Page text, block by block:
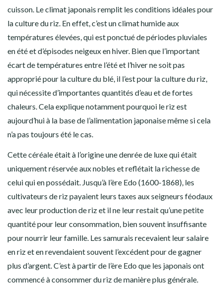
cuisson. Le climat japonais remplit les conditions idéales pour
la culture du riz. En effet, c’est un climathumideaux
températures élevées, qui est ponctué depériodes pluviales
en étéet d’épisodes neigeux en hiver. Bien que l’important
écart de températures entre l’été et l’hiver ne soit pas
approprié pour la culture du blé, il l’est pour la culture du riz,
qui nécessite d’importantes quantités d’eau et de fortes
chaleurs. Cela explique notamment pourquoi le riz est
aujourd’hui à la base de l’alimentation japonaise même si cela
n’a pas toujours été le cas.
Cette céréale était à l’origineune denrée de luxequi était
uniquement réservée aux nobles et reflétait la richesse de
celui qui en possédait. Jusqu’à l’ère Edo (1600-1868), les
cultivateurs de riz payaient leurs taxes aux seigneurs féodaux
avec leur production de rizet il ne leur restait qu’une petite
quantité pour leur consommation, bien souvent insuffisante
pour nourrir leur famille. Les samurais recevaient leur salaire
en rizet en revendaient souvent l’excédent pour de gagner
plus d’argent. C’est à partir de l’ère Edo que les japonais ont
commencé à consommer du riz de manière plus générale.